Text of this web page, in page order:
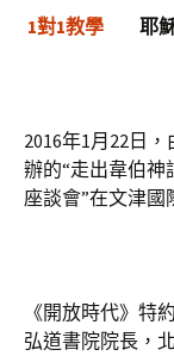
1對1教學 耶穌
2016年1月22日
辦的“走出韋伯
座談會”在文津國
《開放時代》特
弘道書院院長，